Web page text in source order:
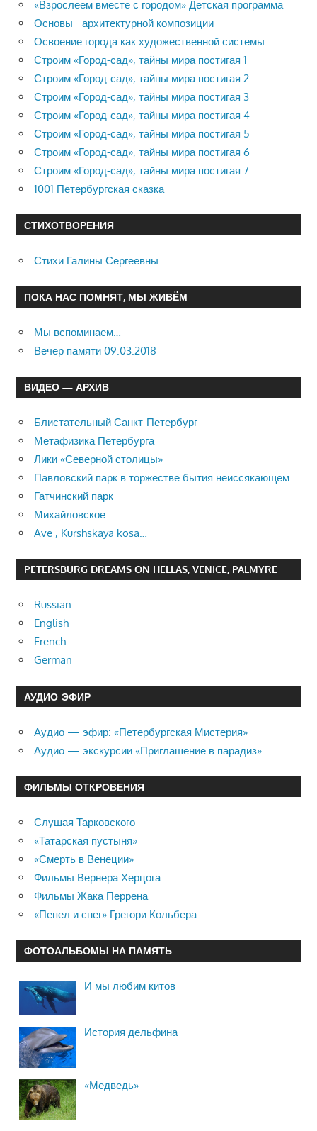
«Взрослеем вместе с городом» Детская программа
Основы архитектурной композиции
Освоение города как художественной системы
Строим «Город-сад», тайны мира постигая 1
Строим «Город-сад», тайны мира постигая 2
Строим «Город-сад», тайны мира постигая 3
Строим «Город-сад», тайны мира постигая 4
Строим «Город-сад», тайны мира постигая 5
Строим «Город-сад», тайны мира постигая 6
Строим «Город-сад», тайны мира постигая 7
1001 Петербургская сказка
СТИХОТВОРЕНИЯ
Стихи Галины Сергеевны
ПОКА НАС ПОМНЯТ, МЫ ЖИВЁМ
Мы вспоминаем…
Вечер памяти 09.03.2018
ВИДЕО — АРХИВ
Блистательный Санкт-Петербург
Метафизика Петербурга
Лики «Северной столицы»
Павловский парк в торжестве бытия неиссякающем…
Гатчинский парк
Михайловское
Ave , Kurshskaya kosa…
PETERSBURG DREAMS ON HELLAS, VENICE, PALMYRE
Russian
English
French
German
АУДИО-ЭФИР
Аудио — эфир: «Петербургская Мистерия»
Аудио — экскурсии «Приглашение в парадиз»
ФИЛЬМЫ ОТКРОВЕНИЯ
Слушая Тарковского
«Татарская пустыня»
«Смерть в Венеции»
Фильмы Вернера Херцога
Фильмы Жака Перрена
«Пепел и снег» Грегори Кольбера
ФОТОАЛЬБОМЫ НА ПАМЯТЬ
И мы любим китов
История дельфина
«Медведь»